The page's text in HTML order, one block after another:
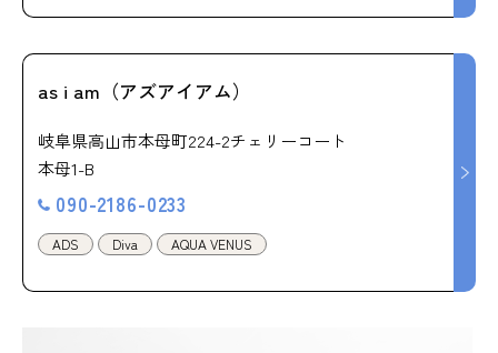
as i am（アズアイアム）
岐阜県高山市本母町224-2チェリーコート
本母1-B
090-2186-0233
ADS Diva AQUA VENUS